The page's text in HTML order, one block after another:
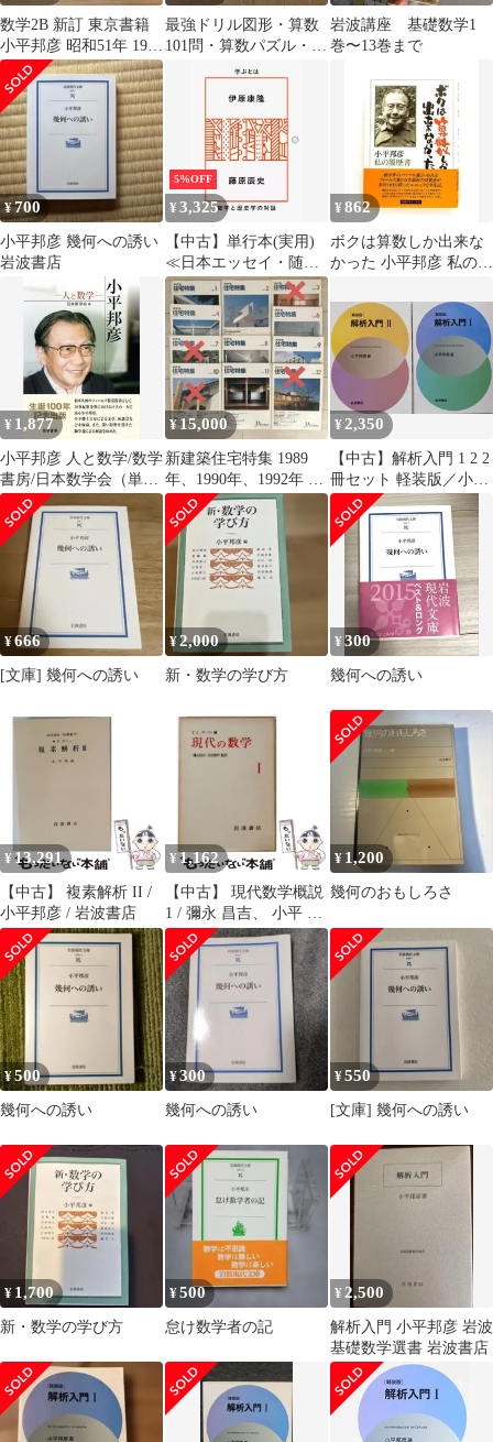
数学2B 新訂 東京書籍
小平邦彦 昭和51年 1976
年 微分法 行列
最強ドリル図形・算数
101問・算数パズル・ボ
クは算数しか出来なか
岩波講座 基礎数学1
巻〜13巻まで
¥700
小平邦彦 幾何への誘い
岩波書店
5%OFF
¥3,325
【中古】単行本(実用)
≪日本エッセイ・随筆
≫ 学ぶとは 数学と歴史
学の対話 / 伊原康隆 /
藤原辰史
¥862
ボクは算数しか出来な
かった 小平邦彦 私の履
イエンス
¥ 1,877
小平邦彦 人と数学/数学
書房/日本数学会（単行
本）
¥15,000
新建築住宅特集 1989
年、1990年、1992年 、
15冊⚠️欠本・販売済有
り
¥ 2,350
【中古】解析入門 1 2 2
冊セット 軽装版／小平
邦彦 著／岩波書店
¥666
[文庫] 幾何への誘い
¥2,000
新・数学の学び方
¥300
幾何への誘い
¥ 13,291
【中古】 複素解析 II /
小平邦彦 / 岩波書店
¥ 1,162
【中古】 現代数学概説
1 / 彌永 昌吉、 小平 邦
彦 / 岩波書店
¥ 1,200
幾何のおもしろさ
¥500
幾何への誘い
¥300
幾何への誘い
¥550
[文庫] 幾何への誘い
¥ 1,700
新・数学の学び方
¥500
怠け数学者の記
¥ 2,500
解析入門 小平邦彦 岩波
基礎数学選書 岩波書店